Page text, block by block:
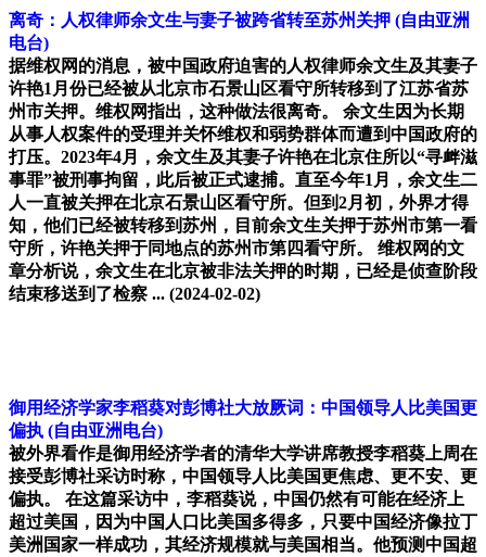
离奇：人权律师余文生与妻子被跨省转至苏州关押 (自由亚洲
电台)
据维权网的消息，被中国政府迫害的人权律师余文生及其妻子
许艳1月份已经被从北京市石景山区看守所转移到了江苏省苏
州市关押。维权网指出，这种做法很离奇。 余文生因为长期
从事人权案件的受理并关怀维权和弱势群体而遭到中国政府的
打压。2023年4月，余文生及其妻子许艳在北京住所以“寻衅滋
事罪”被刑事拘留，此后被正式逮捕。直至今年1月，余文生二
人一直被关押在北京石景山区看守所。但到2月初，外界才得
知，他们已经被转移到苏州，目前余文生关押于苏州市第一看
守所，许艳关押于同地点的苏州市第四看守所。 维权网的文
章分析说，余文生在北京被非法关押的时期，已经是侦查阶段
结束移送到了检察 ... (2024-02-02)
御用经济学家李稻葵对彭博社大放厥词：中国领导人比美国更
偏执 (自由亚洲电台)
被外界看作是御用经济学者的清华大学讲席教授李稻葵上周在
接受彭博社采访时称，中国领导人比美国更焦虑、更不安、更
偏执。 在这篇采访中，李稻葵说，中国仍然有可能在经济上
超过美国，因为中国人口比美国多得多，只要中国经济像拉丁
美洲国家一样成功，其经济规模就与美国相当。他预测中国超